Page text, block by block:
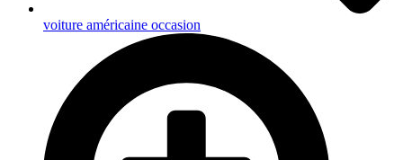
voiture américaine occasion